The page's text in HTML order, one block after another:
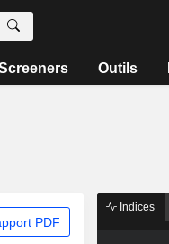
Outils
PDF
Indices